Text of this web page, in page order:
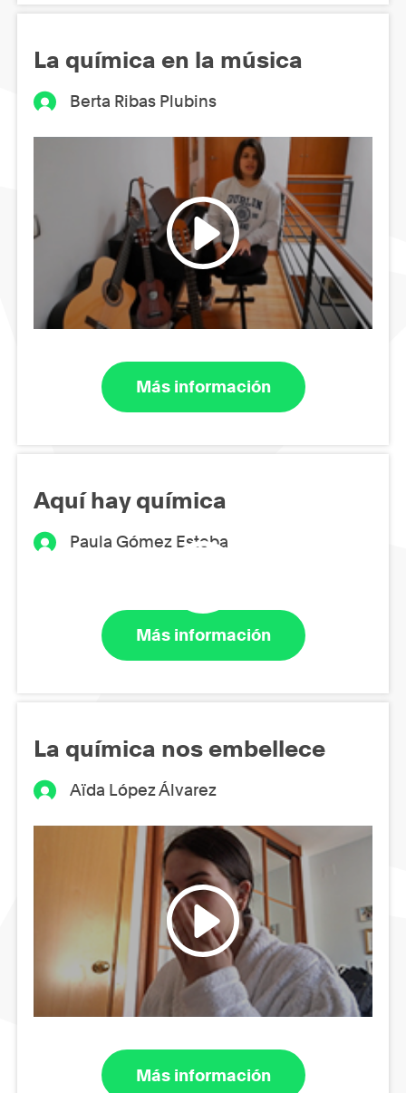
La química en la música
Berta Ribas Plubins
Más información
Aquí hay química
Paula Gómez Esteba
Más información
La química nos embellece
Aïda López Álvarez
Más información